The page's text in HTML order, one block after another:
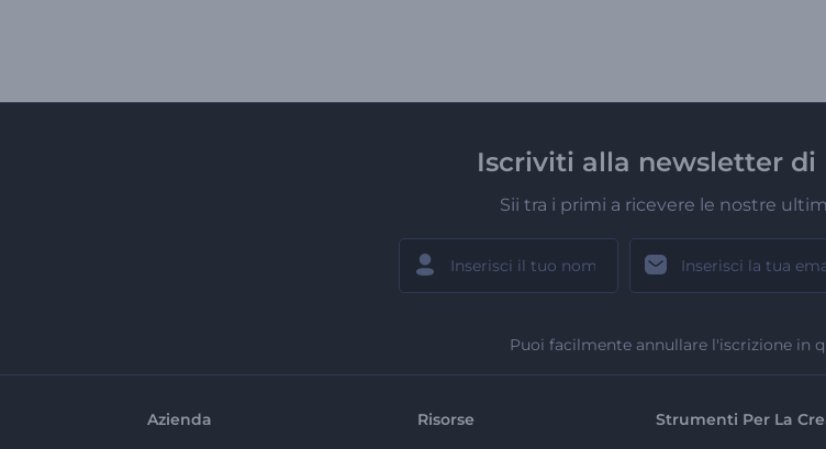
Iscriviti alla newsletter di
Sii tra i primi a ricevere le nostre
Puoi facilmente annullare l'iscrizione in
Azienda Risorse Strumenti Per La